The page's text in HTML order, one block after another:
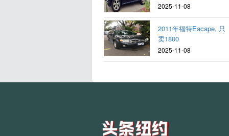
2025-11-08
2011年福特Eacape, 只
卖1800
2025-11-08